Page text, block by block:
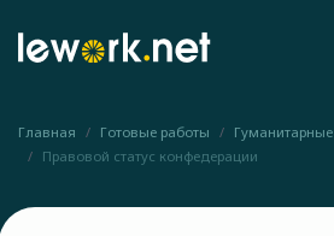
Главная Готовые работы Гуманитарные
Правовой статус конфедерации